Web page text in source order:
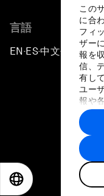
この
に合
フィ
ザー
報を
信、
有し
ユー
報や
に収
トナ
す。
言語
EN ▪ES▪中文▪ 日本語
プライ
©